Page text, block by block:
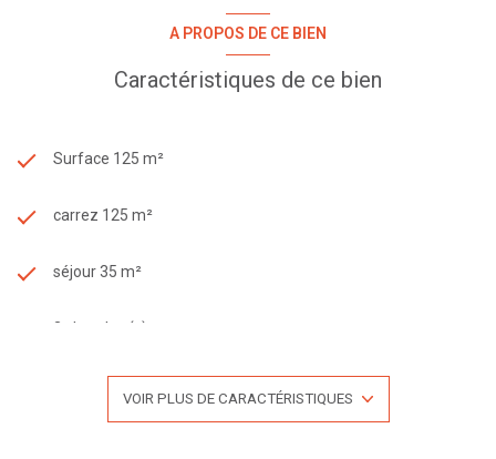
A PROPOS DE CE BIEN
Caractéristiques de ce bien
Surface 125 m²
carrez 125 m²
séjour 35 m²
3 chambre(s)
VOIR PLUS DE CARACTÉRISTIQUES